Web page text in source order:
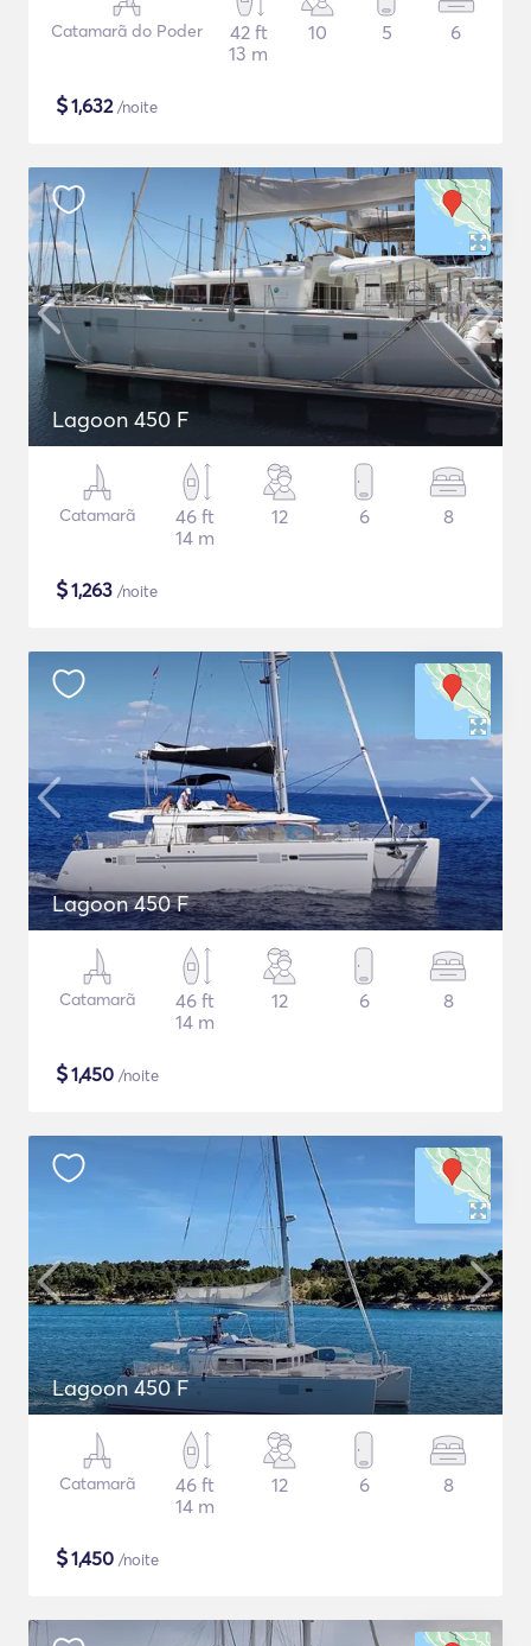
Catamarã do Poder
42 ft
13 m
10 5 6
$1,632/noite
Lagoon 450 F
Catamarã
46 ft
14 m
12 6 8
$1,263 /noite
Lagoon 450 F
Catamarã
46 ft
14 m
12 6 8
$1,450 /noite
Lagoon 450 F
Catamarã
46 ft
14 m
12 6 8
$1,450 /noite